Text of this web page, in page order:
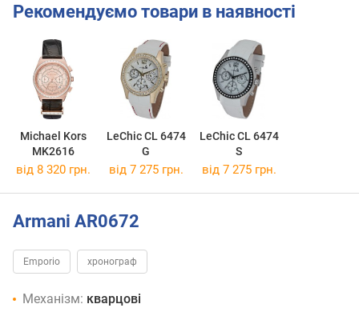
Рекомендуємо товари в наявності
Michael Kors
MK2616
LeChic CL 6474
G
LeChic CL 6474
S
від 8 320 грн. від 7 275 грн. від 7 275 грн.
Armani AR0672
Emporio хронограф
Механізм: кварцові